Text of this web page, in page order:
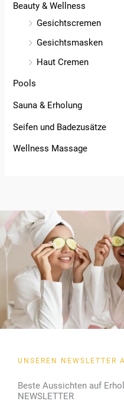
Beauty & Wellness
Gesichtscremen
Gesichtsmasken
Haut Cremen
Pools
Sauna & Erholung
Seifen und Badezusätze
Wellness Massage
UNSEREN NEWSLETTER
Beste Aussichten auf
NEWSLETTER